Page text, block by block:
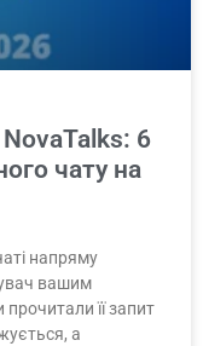
6
чату на
напряму
вашим
її запит
а